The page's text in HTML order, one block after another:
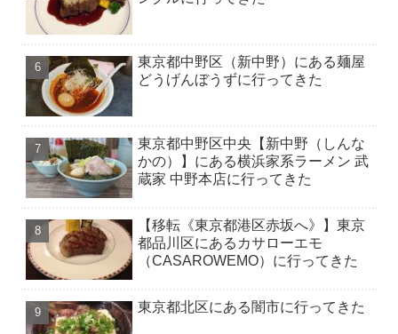
東京都中野区（新中野）にある麺屋
どうげんぼうずに行ってきた
東京都中野区中央【新中野（しんな
かの）】にある横浜家系ラーメン 武
蔵家 中野本店に行ってきた
【移転《東京都港区赤坂へ》】東京
都品川区にあるカサローエモ
（CASAROWEMO）に行ってきた
東京都北区にある闇市に行ってきた